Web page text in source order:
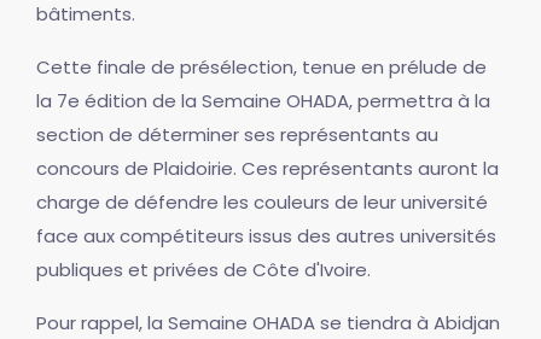
bâtiments.
Cette finale de présélection, tenue en prélude de
la 7e édition de la Semaine OHADA, permettra à la
section de déterminer ses représentants au
concours de Plaidoirie. Ces représentants auront la
charge de défendre les couleurs de leur université
face aux compétiteurs issus des autres universités
publiques et privées de Côte d'Ivoire.
Pour rappel, la Semaine OHADA se tiendra à Abidjan